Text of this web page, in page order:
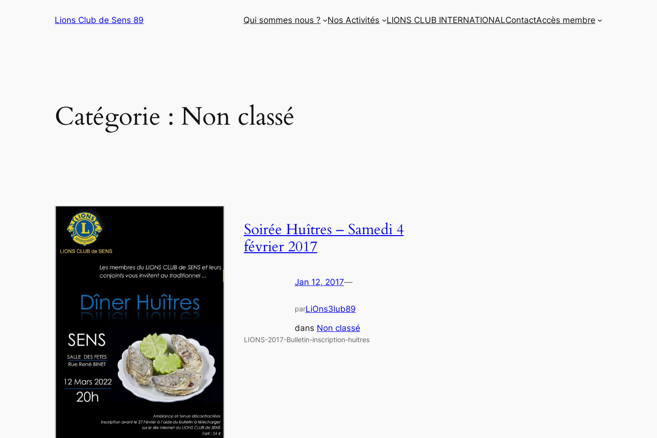
Lions Club de Sens 89 Qui sommes nous ? Nos Activités LIONS CLUB INTERNATIONALContactAccès membre
Catégorie : Non classé
Soirée Huîtres – Samedi 4
février 2017
Jan 12, 2017—
parLiOns3lub89
dans Non classé
LIONS-2017-Bulletin-inscription-huitres